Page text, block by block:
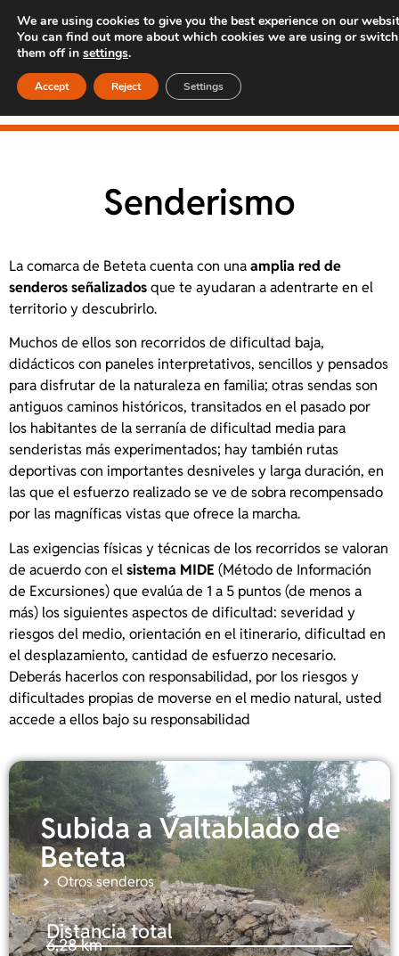
Senderismo
La comarca de Beteta cuenta con unaamplia red de
senderos señalizadosque te ayudaran a adentrarte en el
territorio y descubrirlo.
Muchos de ellos son recorridos de dificultad baja,
didácticos con paneles interpretativos, sencillos y pensados
para disfrutar de la naturaleza en familia; otras sendas son
antiguos caminos históricos, transitados en el pasado por
los habitantes de la serranía de dificultad media para
senderistas más experimentados; hay también rutas
deportivas con importantes desniveles y larga duración, en
las que el esfuerzo realizado se ve de sobra recompensado
por las magníficas vistas que ofrece la marcha.
Las exigencias físicas y técnicas de los recorridos se valoran
de acuerdo con elsistema MIDE (Método de Información
de Excursiones) que evalúa de 1 a 5 puntos (de menos a
más) los siguientes aspectos de dificultad: severidad y
riesgos del medio, orientación en el itinerario, dificultad en
el desplazamiento, cantidad de esfuerzo necesario.
Deberás hacerlos con responsabilidad, por los riesgos y
dificultades propias de moverse en el medio natural, usted
accede a ellos bajo su responsabilidad
Subida a Valtablado de
Beteta
Otros senderos
Distancia total
6,28 km
We are using cookies to give you the best experience on our
You can find out more about which cookies we are using or switch
them off in settings.
Accept Reject Settings